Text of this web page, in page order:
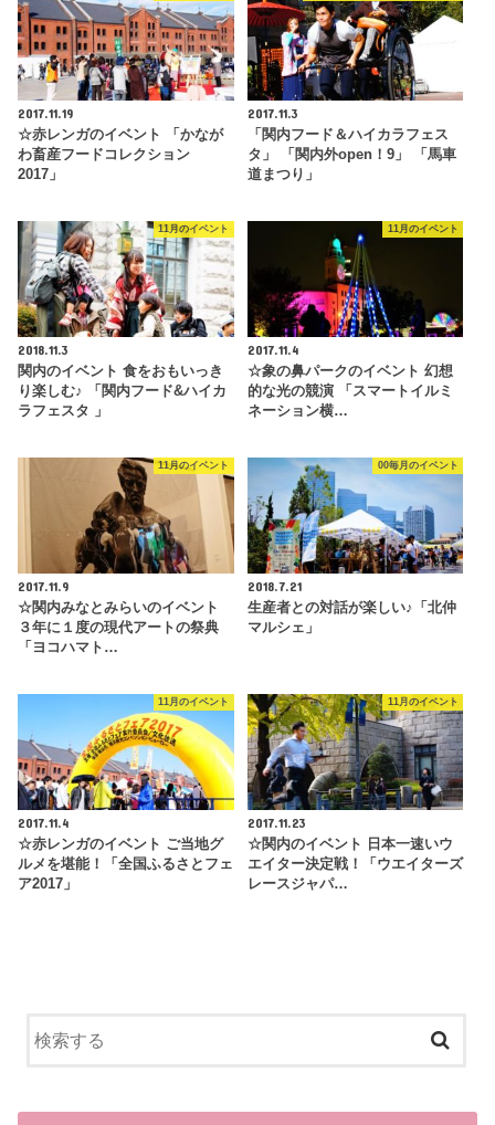
2017.11.19
☆赤レンガのイベント 「かなが
わ畜産フードコレクション
2017」
2017.11.3
「関内フード＆ハイカラフェス
タ」 「関内外open！9」 「馬車
道まつり」
11月のイベント
2018.11.3
関内のイベント 食をおもいっき
り楽しむ♪ 「関内フード&ハイカ
ラフェスタ 」
11月のイベント
2017.11.4
☆象の鼻パークのイベント 幻想
的な光の競演 「スマートイルミ
ネーション横…
11月のイベント
2017.11.9
☆関内みなとみらいのイベント
３年に１度の現代アートの祭典
「ヨコハマト…
00毎月のイベント
2018.7.21
生産者との対話が楽しい♪「北仲
マルシェ」
11月のイベント
2017.11.4
☆赤レンガのイベント ご当地グ
ルメを堪能！「全国ふるさとフェ
ア2017」
11月のイベント
2017.11.23
☆関内のイベント 日本一速いウ
エイター決定戦！「ウエイターズ
レースジャパ…